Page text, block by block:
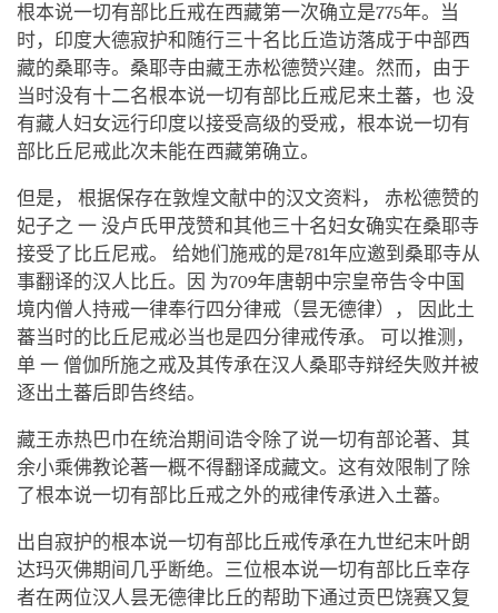
根本说一切有部比丘戒在西藏第一次确立是775年。当
时，印度大德寂护和随行三十名比丘造访落成于中部西
藏的桑耶寺。桑耶寺由藏王赤松德赞兴建。然而，由于
当时没有十二名根本说一切有部比丘戒尼来土蕃，也 没
有藏人妇女远行印度以接受高级的受戒，根本说一切有
部比丘尼戒此次未能在西藏第确立。
但是， 根据保存在敦煌文献中的汉文资料， 赤松德赞的
妃子之 一 没卢氏甲茂赞和其他三十名妇女确实在桑耶寺
接受了比丘尼戒。 给她们施戒的是781年应邀到桑耶寺从
事翻译的汉人比丘。因 为709年唐朝中宗皇帝告令中国
境内僧人持戒一律奉行四分律戒（昙无德律）， 因此土
蕃当时的比丘尼戒必当也是四分律戒传承。 可以推测，
单 一 僧伽所施之戒及其传承在汉人桑耶寺辩经失败并被
逐出土蕃后即告终结。
藏王赤热巴巾在统治期间诰令除了说一切有部论著、其
余小乘佛教论著一概不得翻译成藏文。这有效限制了除
了根本说一切有部比丘戒之外的戒律传承进入土蕃。
出自寂护的根本说一切有部比丘戒传承在九世纪末叶朗
达玛灭佛期间几乎断绝。三位根本说一切有部比丘幸存
者在两位汉人昙无德律比丘的帮助下通过贡巴饶赛又复